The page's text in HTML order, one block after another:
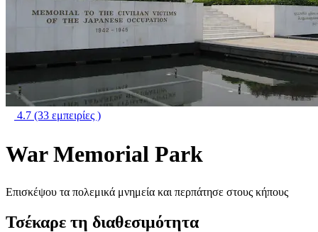
4.7 (33 εμπειρίες )
War Memorial Park
Επισκέψου τα πολεμικά μνημεία και περπάτησε στους κήπους
Τσέκαρε τη διαθεσιμότητα